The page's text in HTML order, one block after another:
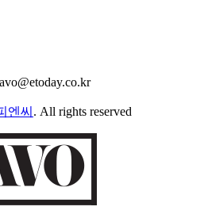
엔씨 . All rights reserved